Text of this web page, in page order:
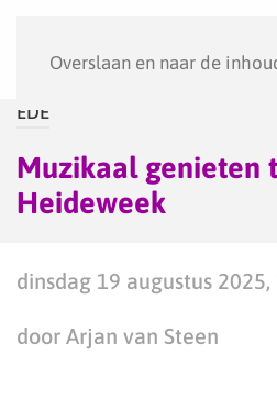
Overslaan en naar de
EDE
Muzikaal genieten
Heideweek
dinsdag 19 augustus 2025,
door Arjan van Steen